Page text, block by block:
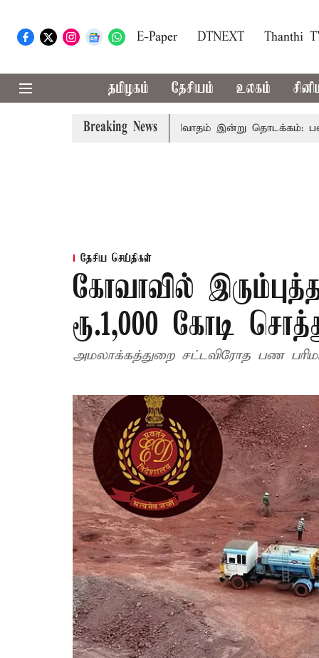
E-Paper DTNEXT Thanthi
தமிழகம் தேசியம் உலகம்
Breaking News
பட்ஜெட் மீதான விவாதம் இன்று தொடக்கம்: பல்வேறு
தேசிய செய்திகள்
கோவாவில்
ரூ.1,000 கோடி
அமலாக்கத்துறை சட்டவிரோத பண